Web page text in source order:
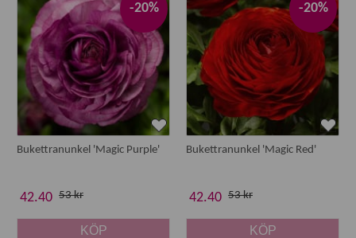
-20%
Bukettranunkel 'Magic Purple'
42.40 53 kr
KÖP
-20%
Bukettranunkel 'Magic Red'
42.40 53 kr
KÖP